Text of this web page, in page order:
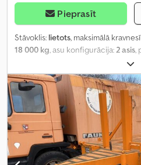
Pieprasīt
Stāvoklis: lietots, maksimālā
18 000 kg , asu konfigurācija: 2 asis